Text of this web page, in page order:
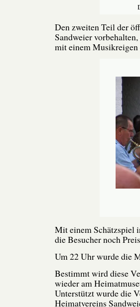
Den zweiten Teil der
Sandweier
mit einem Musikreigen
Mit einem Schätzspiel
die Besucher noch
Um 22 Uhr wurde die
Bestimmt wird diese
wieder am
Unterstützt wurde die
Heimatvereins